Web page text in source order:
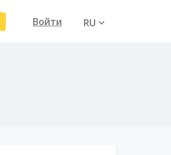
Войти
RU